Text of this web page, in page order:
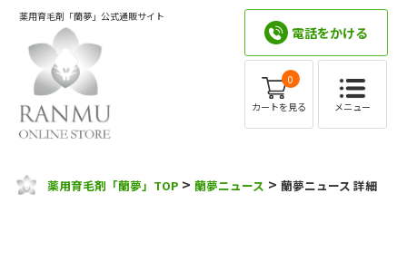
薬用育毛剤「蘭夢」公式通販サイト
電話をかける
0
カートを見る メニュー
薬用育毛剤「蘭夢」TOP >蘭夢ニュース >蘭夢ニュース 詳細